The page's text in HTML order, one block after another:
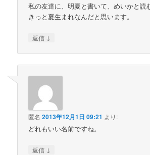
私の友達に、明夏と書いて、めいかと読
きっと夏生まれなんだと思います。
返信 ↓
匿名 2013年12月1日 09:21 より:
どれもいい名前ですね。
返信 ↓